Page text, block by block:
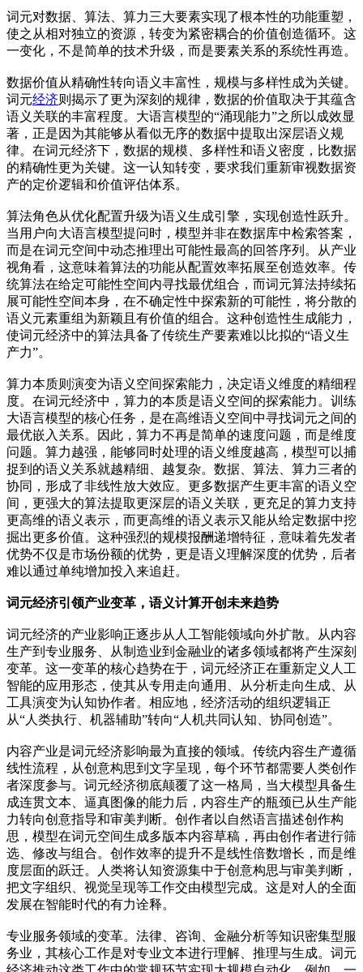
词元对数据、算法、算力三大要素实现了根本性的功能重塑，
使之从相对独立的资源，转变为紧密耦合的价值创造循环。这
一变化，不是简单的技术升级，而是要素关系的系统性再造。
数据价值从精确性转向语义丰富性，规模与多样性成为关键。
词元经济则揭示了更为深刻的规律，数据的价值取决于其蕴含
语义关联的丰富程度。大语言模型的“涌现能力”之所以成效显
著，正是因为其能够从看似无序的数据中提取出深层语义规
律。在词元经济下，数据的规模、多样性和语义密度，比数据
的精确性更为关键。这一认知转变，要求我们重新审视数据资
产的定价逻辑和价值评估体系。
算法角色从优化配置升级为语义生成引擎，实现创造性跃升。
当用户向大语言模型提问时，模型并非在数据库中检索答案，
而是在词元空间中动态推理出可能性最高的回答序列。从产业
视角看，这意味着算法的功能从配置效率拓展至创造效率。传
统算法在给定可能性空间内寻找最优组合，而词元算法持续拓
展可能性空间本身，在不确定性中探索新的可能性，将分散的
语义元素重组为新颖且有价值的组合。这种创造性生成能力，
使词元经济中的算法具备了传统生产要素难以比拟的“语义生
产力”。
算力本质则演变为语义空间探索能力，决定语义维度的精细程
度。在词元经济中，算力的本质是语义空间的探索能力。训练
大语言模型的核心任务，是在高维语义空间中寻找词元之间的
最优嵌入关系。因此，算力不再是简单的速度问题，而是维度
问题。算力越强，能够同时处理的语义维度越高，模型可以捕
捉到的语义关系就越精细、越复杂。数据、算法、算力三者的
协同，形成了非线性放大效应。更多数据产生更丰富的语义空
间，更强大的算法提取更深层的语义关联，更充足的算力支持
更高维的语义表示，而更高维的语义表示又能从给定数据中挖
掘出更多价值。这种强烈的规模报酬递增特征，意味着先发者
优势不仅是市场份额的优势，更是语义理解深度的优势，后者
难以通过单纯增加投入来追赶。
词元经济引领产业变革，语义计算开创未来趋势
词元经济的产业影响正逐步从人工智能领域向外扩散。从内容
生产到专业服务、从制造业到金融业的诸多领域都将产生深刻
变革。这一变革的核心趋势在于，词元经济正在重新定义人工
智能的应用形态，使其从专用走向通用、从分析走向生成、从
工具演变为认知协作者。相应地，经济活动的组织逻辑正
从“人类执行、机器辅助”转向“人机共同认知、协同创造”。
内容产业是词元经济影响最为直接的领域。传统内容生产遵循
线性流程，从创意构思到文字呈现，每个环节都需要人类创作
者深度参与。词元经济彻底颠覆了这一格局，当大模型具备生
成连贯文本、逼真图像的能力后，内容生产的瓶颈已从生产能
力转向创意指导和审美判断。创作者以自然语言描述创作构
思，模型在词元空间生成多版本内容草稿，再由创作者进行筛
选、修改与组合。创作效率的提升不是线性倍数增长，而是维
度层面的跃迁。人类将认知资源集中于创意构思与审美判断，
把文字组织、视觉呈现等工作交由模型完成。这是对人的全面
发展在智能时代的有力诠释。
专业服务领域的变革。法律、咨询、金融分析等知识密集型服
务业，其核心工作是对专业文本进行理解、推理与生成。词元